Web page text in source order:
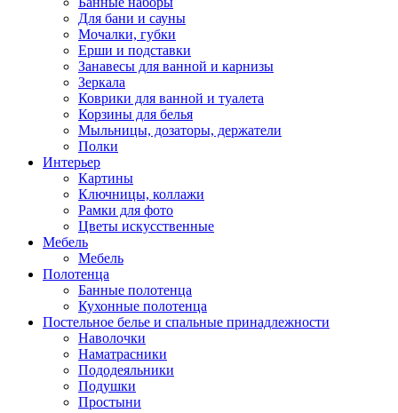
Для бани и сауны
Мочалки, губки
Ерши и подставки
Занавесы для ванной и карнизы
Зеркала
Коврики для ванной и туалета
Корзины для белья
Мыльницы, дозаторы, держатели
Полки
Интерьер
Картины
Ключницы, коллажи
Рамки для фото
Цветы искусственные
Мебель
Мебель
Полотенца
Банные полотенца
Кухонные полотенца
Постельное белье и спальные принадлежности
Наволочки
Наматрасники
Пододеяльники
Подушки
Простыни